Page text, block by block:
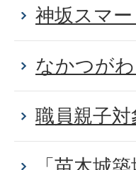
神坂スマ
なかつが
職員親子